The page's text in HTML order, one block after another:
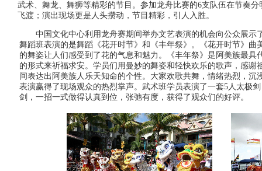
武术、舞龙、舞狮等精彩的节目。参加龙舟比赛的6支队伍在节奏
飞渡；演出现场更是人头攒动，节目精彩，引人入胜。
中国文化中心利用龙舟赛期间举办文艺表演的机会向公众展示
舞蹈班表演的是舞蹈《花开时节》和《丰年祭》。《花开时节》曲
的舞姿让人们感受到了花的气息和魅力。《丰年祭》是阿美族最具
的形式来祈福求安。学员们用曼妙的舞姿和轻快欢乐的歌声，感谢
间表达出阿美族人乐天知命的个性。大家欢歌共舞，情绪热烈，沉
表演赢得了现场观众的热烈掌声。武术班学员表演了一套5人太极
剑，一招一式做得认真到位，张弛有度，获得了观众们的好评。